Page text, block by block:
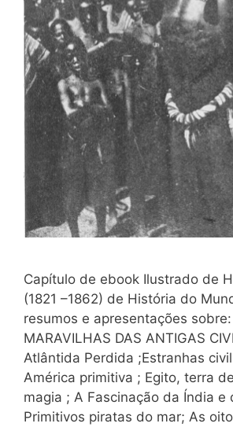
Capítulo de ebook Ilustrado de
(1821 –1862) de História do
resumos e apresentações sobre:
MARAVILHAS DAS ANTIGAS
Atlântida Perdida ;Estranhas
América primitiva ; Egito, terra
magia ; A Fascinação da Índia e
Primitivos piratas do mar; As